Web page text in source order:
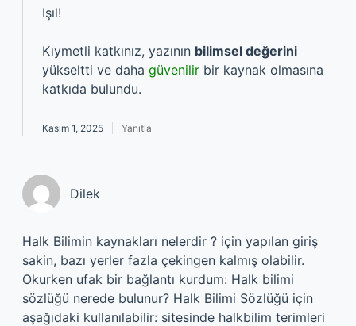
Işıl!
Kıymetli katkınız, yazının bilimsel değerini
yükseltti ve daha güvenilir bir kaynak olmasına
katkıda bulundu.
Kasım 1, 2025 Yanıtla
Dilek
Halk Bilimin kaynakları nelerdir ? için yapılan giriş
sakin, bazı yerler fazla çekingen kalmış olabilir.
Okurken ufak bir bağlantı kurdum: Halk bilimi
sözlüğü nerede bulunur? Halk Bilimi Sözlüğü için
aşağıdaki kullanılabilir: sitesinde halkbilim terimleri